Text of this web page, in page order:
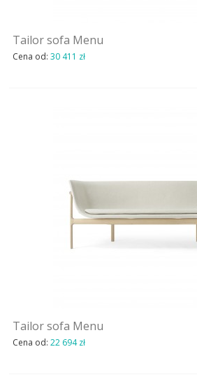
Tailor sofa Menu
Cena od: 30 411 zł
Tailor sofa Menu
Cena od: 22 694 zł